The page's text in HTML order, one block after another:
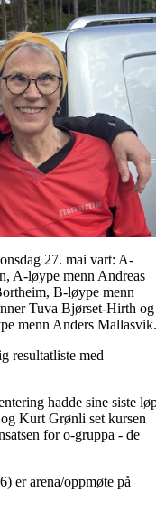
27. mai vart: A-
A-løype menn Andreas
B-løype menn
Tuva Bjørset-Hirth og
menn Anders Mallasvik.
resultatliste med
hadde sine siste
Kurt Grønli set kursen
for o-gruppa - de
er arena/oppmøte på